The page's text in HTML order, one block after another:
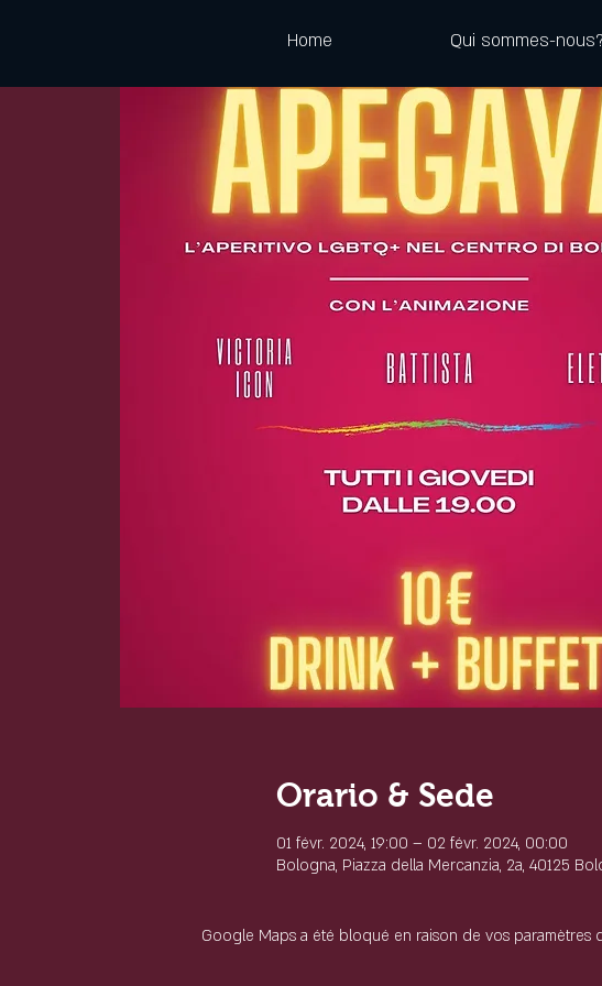
Home Qui sommes-nous?
Orario & Sede
01 févr. 2024, 19:00 – 02 févr. 2024, 00:00
Bologna, Piazza della Mercanzia, 2a, 40125
Google Maps a été bloqué en raison de vos